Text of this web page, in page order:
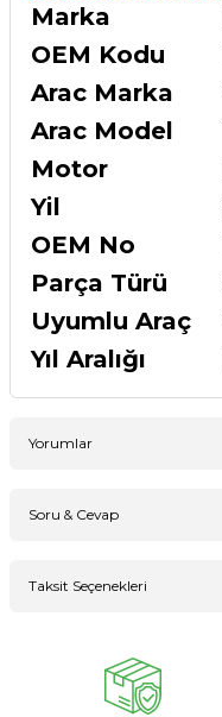
Marka
OEM Kodu
Arac Marka
Arac Model
Motor
Yil
OEM No
Parça Türü
Uyumlu Araç
Yıl Aralığı
Yorumlar
Soru & Cevap
Taksit Seçenekleri